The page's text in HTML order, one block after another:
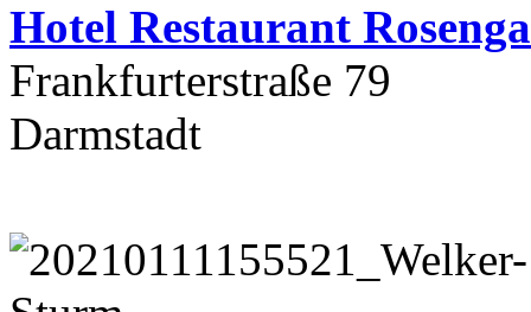
Hotel Restaurant
Frankfurterstraße 79
Darmstadt